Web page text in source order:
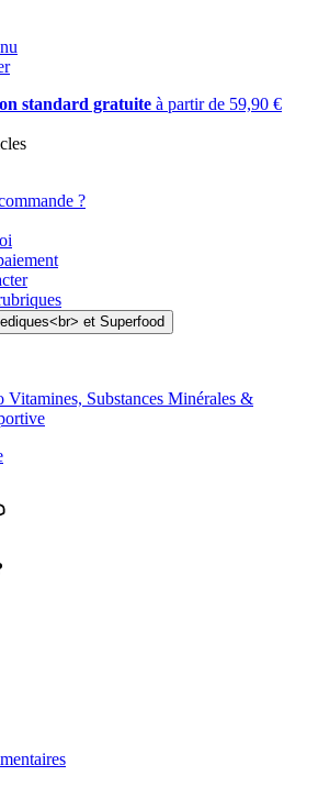
standard gratuite à partir de 59,90 €
?
Vitamines, Substances Minérales &